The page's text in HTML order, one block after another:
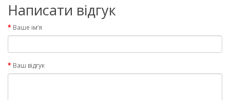
Написати відгук
Ваше ім’я
Ваш відгук